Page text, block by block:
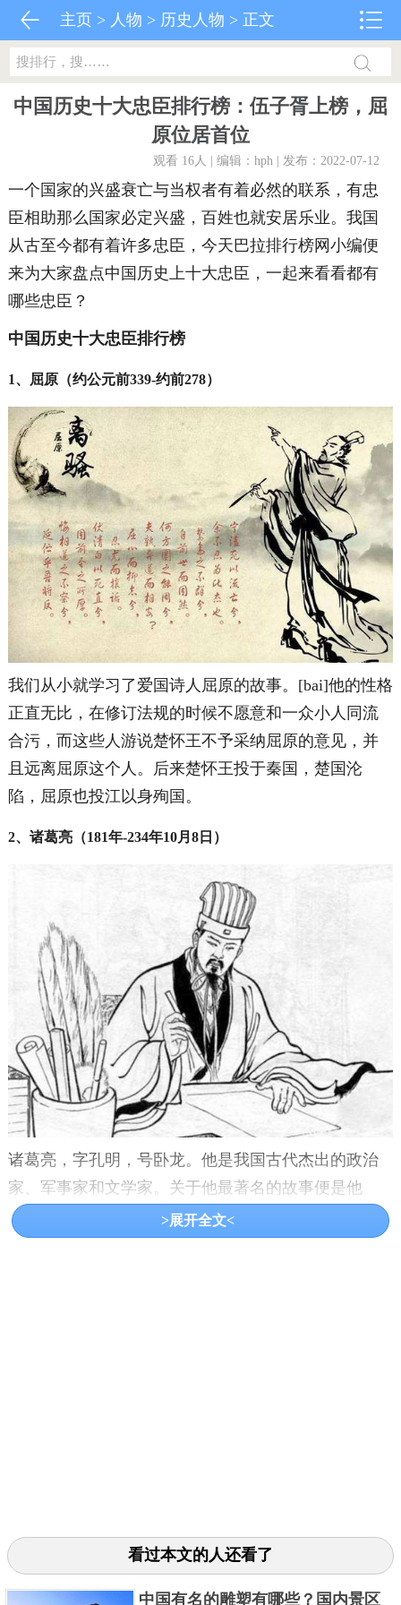
主页 > 人物 > 历史人物 > 正文
中国历史十大忠臣排行榜：伍子胥上榜，屈
原位居首位
观看 16人 | 编辑：hph | 发布：2022-07-12
一个国家的兴盛衰亡与当权者有着必然的联系，有忠
臣相助那么国家必定兴盛，百姓也就安居乐业。我国
从古至今都有着许多忠臣，今天巴拉排行榜网小编便
来为大家盘点中国历史上十大忠臣，一起来看看都有
哪些忠臣？
中国历史十大忠臣排行榜
1、屈原（约公元前339-约前278）
我们从小就学习了爱国诗人屈原的故事。[bai]他的性格
正直无比，在修订法规的时候不愿意和一众小人同流
合污，而这些人游说楚怀王不予采纳屈原的意见，并
且远离屈原这个人。后来楚怀王投于秦国，楚国沦
陷，屈原也投江以身殉国。
2、诸葛亮（181年-234年10月8日）
诸葛亮，字孔明，号卧龙。他是我国古代杰出的政治
家、军事家和文学家。关于他最著名的故事便是他
的“三顾茅庐”、“草船借箭”和“空城计”。不但为人聪
慧，有谋略，他对国家也是忠心耿耿，一生为了自己
>展开全文<
看过本文的人还看了
中国有名的雕塑有哪些？国内景区